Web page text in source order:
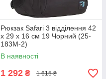
Рюкзак Safari 3 відділення 42
x 29 x 16 см 19 Чорний (25-
183M-2)
В наявності
1 292 ₴ 1 615 ₴